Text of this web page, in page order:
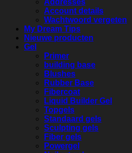
Addresses
Account details
Wachtwoord vergeten
My Dream Tips
Nieuwe producten
Gel
Primer
building base
Blushes
Rubber Base
Fibercoat
Liquid Builder Gel
Topgels
Standaard gels
Sculpting gels
Fiber gels
Powergel